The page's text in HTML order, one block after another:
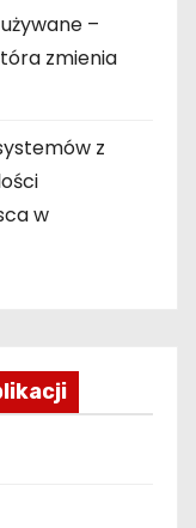
–
zmienia
z
w